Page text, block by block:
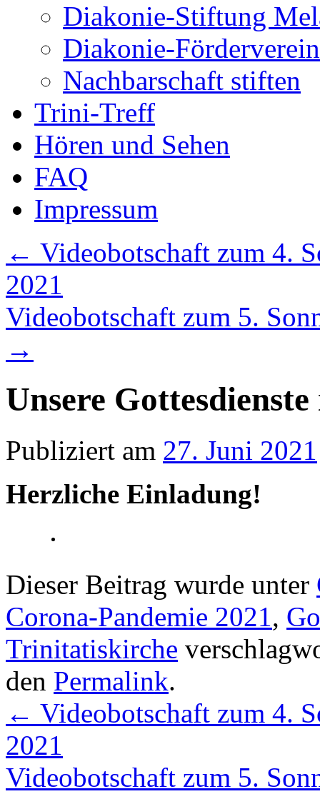
Diakonie-Stiftung
Diakonie-
Nachbarschaft stiften
Trini-Treff
Hören und Sehen
FAQ
Impressum
← Videobotschaft zum 4.
2021
Videobotschaft zum 5.
→
Unsere
Publiziert am 27. Juni 2021
Herzliche Einladung!
Dieser Beitrag wurde unter
Corona-Pandemie 2021,
Trinitatiskirche
den Permalink.
← Videobotschaft zum 4.
2021
Videobotschaft zum 5.